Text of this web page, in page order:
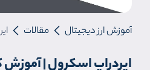
آموزش ارز دیجیتال مقالات
ایردراپ اسکرول |